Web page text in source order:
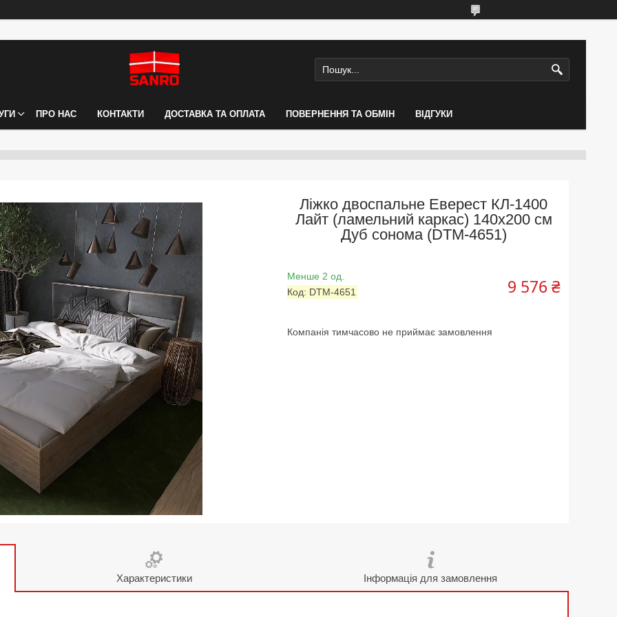
ПРО НАС КОНТАКТИ ДОСТАВКА ТА ОПЛАТА ПОВЕРНЕННЯ ТА ОБМІН ВІДГУКИ
Ліжко двоспальне Еверест КЛ-1400
Лайт (ламельний каркас) 140х200 см
Дуб сонома (DTM-4651)
Менше 2 од.
Код: DTM-4651 9 576 ₴
Компанія тимчасово не приймає замовлення
Характеристики Інформація для замовлення